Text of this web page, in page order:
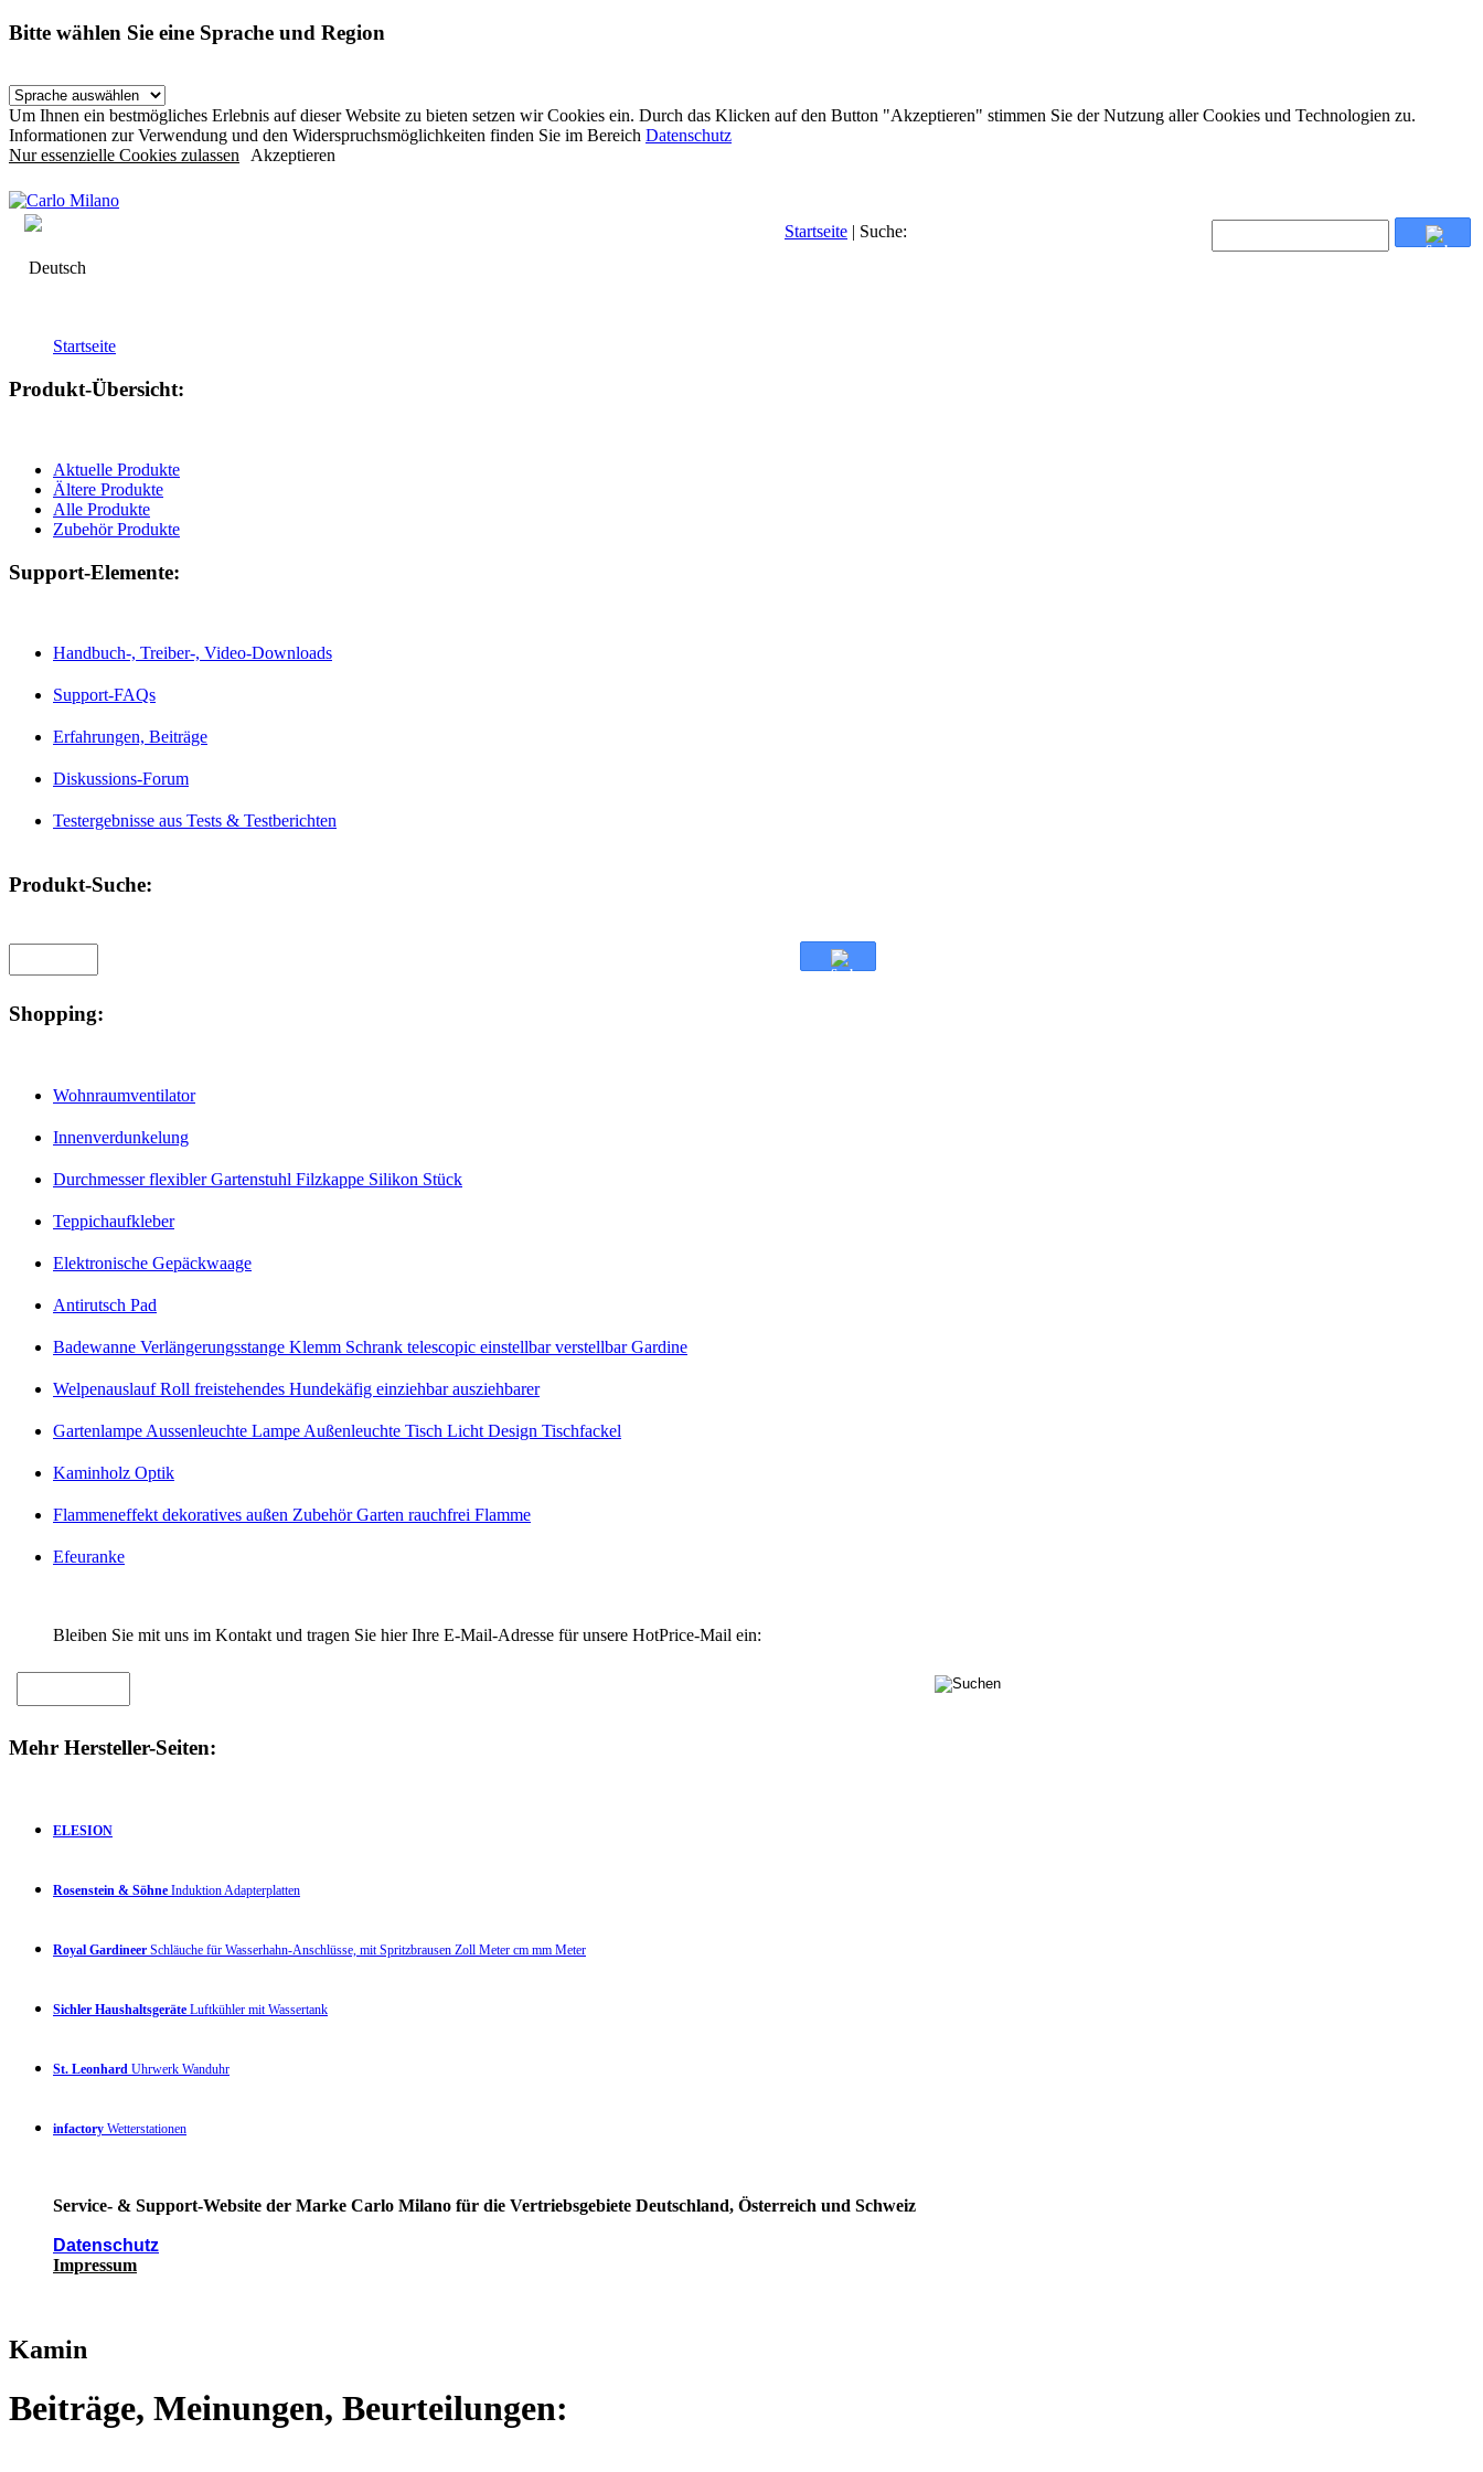
Bitte wählen Sie eine Sprache und Region
Um Ihnen ein bestmögliches Erlebnis auf dieser Website zu bieten setzen wir Cookies ein. Durch das Klicken auf den Button "Akzeptieren" stimmen Sie der Nutzung aller Cookies und Technologien zu.
Informationen zur Verwendung und den Widerspruchsmöglichkeiten finden Sie im Bereich Datenschutz
Nur essenzielle Cookies zulassen Akzeptieren
Deutsch
Startseite | Suche:
Startseite
Produkt-Übersicht:
Aktuelle Produkte
Ältere Produkte
Alle Produkte
Zubehör Produkte
Support-Elemente:
Handbuch-, Treiber-, Video-Downloads
Support-FAQs
Erfahrungen, Beiträge
Diskussions-Forum
Testergebnisse aus Tests & Testberichten
Produkt-Suche:
Shopping:
Wohnraumventilator
Innenverdunkelung
Durchmesser flexibler Gartenstuhl Filzkappe Silikon Stück
Teppichaufkleber
Elektronische Gepäckwaage
Antirutsch Pad
Badewanne Verlängerungsstange Klemm Schrank telescopic einstellbar verstellbar Gardine
Welpenauslauf Roll freistehendes Hundekäfig einziehbar ausziehbarer
Gartenlampe Aussenleuchte Lampe Außenleuchte Tisch Licht Design Tischfackel
Kaminholz Optik
Flammeneffekt dekoratives außen Zubehör Garten rauchfrei Flamme
Efeuranke
Bleiben Sie mit uns im Kontakt und tragen Sie hier Ihre E-Mail-Adresse für unsere HotPrice-Mail ein:
Mehr Hersteller-Seiten:
ELESION
Rosenstein & Söhne Induktion Adapterplatten
Royal Gardineer Schläuche für Wasserhahn-Anschlüsse, mit Spritzbrausen Zoll Meter cm mm Meter
Sichler Haushaltsgeräte Luftkühler mit Wassertank
St. Leonhard Uhrwerk Wanduhr
infactory Wetterstationen
Service- & Support-Website der Marke Carlo Milano für die Vertriebsgebiete Deutschland, Österreich und Schweiz
Datenschutz
Impressum
Kamin
Beiträge, Meinungen, Beurteilungen: